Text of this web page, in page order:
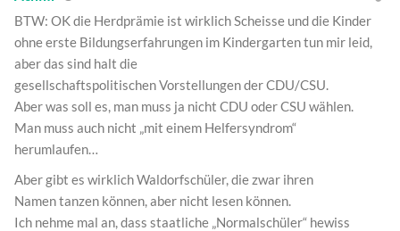
BTW: OK die Herdprämie ist wirklich Scheisse und die Kinder
ohne erste Bildungserfahrungen im Kindergarten tun mir leid,
aber das sind halt die
gesellschaftspolitischen Vorstellungen der CDU/CSU.
Aber was soll es, man muss ja nicht CDU oder CSU wählen.
Man muss auch nicht „mit einem Helfersyndrom“
herumlaufen…
Aber gibt es wirklich Waldorfschüler, die zwar ihren
Namen tanzen können, aber nicht lesen können.
Ich nehme mal an, dass staatliche „Normalschüler“ hewiss